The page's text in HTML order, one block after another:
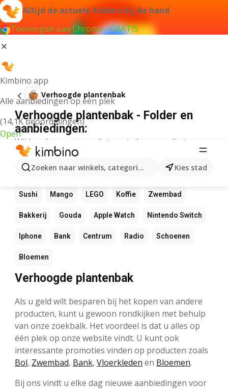
Altijd de actuele folders bij de hand
Toevoegen aan Chrome - GRATIS
Kimbino app
Alle aanbiedingen op één plek
(14,1K beoordelingen)
Open
Zoeken naar winkels, categorieën, producten...
Kies stad
Verhoogde plantenbak
Verhoogde plantenbak - Folder en
aanbiedingen:
Wij konden geen resultaten vinden voor die term.
Andere favoriete producten
NOS Rekenmachine Pizza
Sushi Mango LEGO Koffie Zwembad
Bakkerij Gouda Apple Watch Nintendo Switch
Iphone Bank Centrum Radio Schoenen
Bloemen
Verhoogde plantenbak
Als u geld wilt besparen bij het kopen van andere
producten, kunt u gewoon rondkijken met behulp
van onze zoekbalk. Het voordeel is dat u alles op
één plek op onze website vindt. U kunt ook
interessante promoties vinden op producten zoals
Bol, Zwembad, Bank, Vloerkleden en Bloemen.
Bij ons vindt u elke dag nieuwe aanbiedingen voor